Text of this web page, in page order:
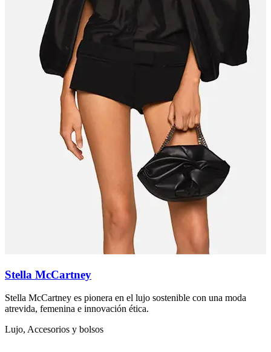
Stella McCartney
Stella McCartney es pionera en el lujo sostenible con una moda
atrevida, femenina e innovación ética.
Lujo, Accesorios y bolsos